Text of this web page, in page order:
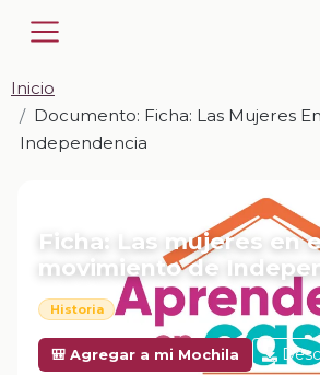
Inicio
Documento: Ficha: Las Mujeres
Independencia
Ficha: Las mujeres en
movimiento de
Historia
🎒 Agregar a mi Mochila